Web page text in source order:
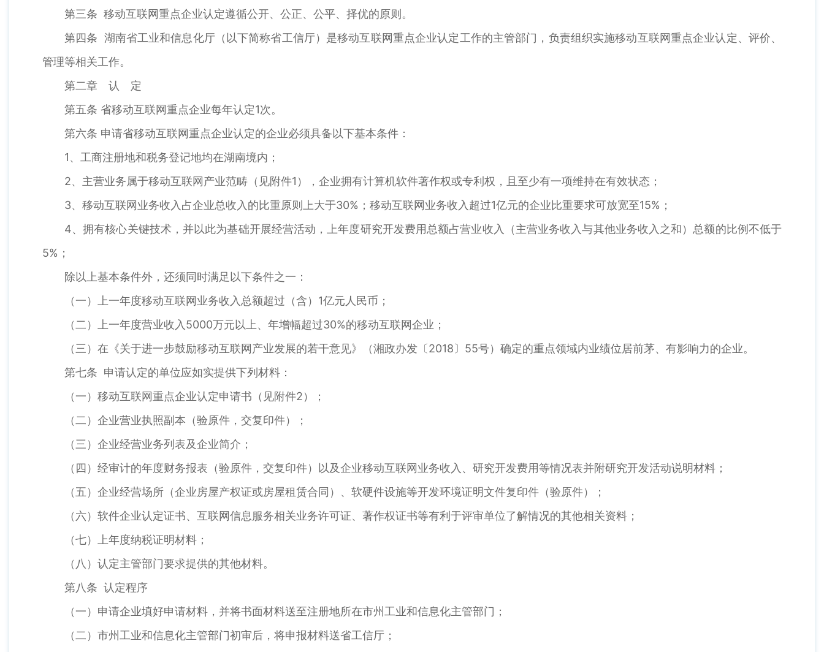
第三条 移动互联网重点企业认定遵循公开、公正、公平、择优的原则。
第四条 湖南省工业和信息化厅（以下简称省工信厅）是移动互联网重点企业认定工作的主管部门，负责组织实施移动互联网重点企业认定、评价、
管理等相关工作。
第二章 认 定
第五条 省移动互联网重点企业每年认定1次。
第六条 申请省移动互联网重点企业认定的企业必须具备以下基本条件：
1、工商注册地和税务登记地均在湖南境内；
2、主营业务属于移动互联网产业范畴（见附件1），企业拥有计算机软件著作权或专利权，且至少有一项维持在有效状态；
3、移动互联网业务收入占企业总收入的比重原则上大于30%；移动互联网业务收入超过1亿元的企业比重要求可放宽至15%；
4、拥有核心关键技术，并以此为基础开展经营活动，上年度研究开发费用总额占营业收入（主营业务收入与其他业务收入之和）总额的比例不低于
5%；
除以上基本条件外，还须同时满足以下条件之一：
（一）上一年度移动互联网业务收入总额超过（含）1亿元人民币；
（二）上一年度营业收入5000万元以上、年增幅超过30%的移动互联网企业；
（三）在《关于进一步鼓励移动互联网产业发展的若干意见》（湘政办发〔2018〕55号）确定的重点领域内业绩位居前茅、有影响力的企业。
第七条 申请认定的单位应如实提供下列材料：
（一）移动互联网重点企业认定申请书（见附件2）；
（二）企业营业执照副本（验原件，交复印件）；
（三）企业经营业务列表及企业简介；
（四）经审计的年度财务报表（验原件，交复印件）以及企业移动互联网业务收入、研究开发费用等情况表并附研究开发活动说明材料；
（五）企业经营场所（企业房屋产权证或房屋租赁合同）、软硬件设施等开发环境证明文件复印件（验原件）；
（六）软件企业认定证书、互联网信息服务相关业务许可证、著作权证书等有利于评审单位了解情况的其他相关资料；
（七）上年度纳税证明材料；
（八）认定主管部门要求提供的其他材料。
第八条 认定程序
（一）申请企业填好申请材料，并将书面材料送至注册地所在市州工业和信息化主管部门；
（二）市州工业和信息化主管部门初审后，将申报材料送省工信厅；